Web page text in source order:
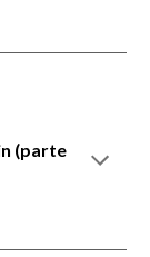
(parte